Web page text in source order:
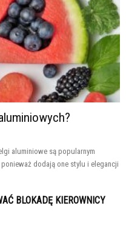
aluminiowe są popularnym
dodają one stylu i elegancji
BLOKADĘ KIEROWNICY